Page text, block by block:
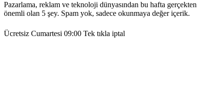
Pazarlama, reklam ve teknoloji dünyasından bu hafta gerçekten
önemli olan 5 şey. Spam yok, sadece okunmaya değer içerik.
Ücretsiz Cumartesi 09:00 Tek tıkla iptal